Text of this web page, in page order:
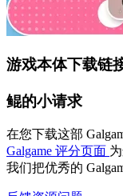
游戏本体下载链
鲲的小请求
在您下载这部
Galgame 评分页面
我们把优秀的